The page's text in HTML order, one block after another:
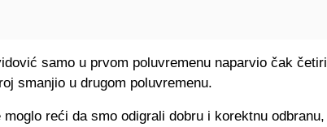
samo u prvom poluvremenu naparvio čak četiri
smanjio u drugom poluvremenu.
reći da smo odigrali dobru i korektnu odbranu,